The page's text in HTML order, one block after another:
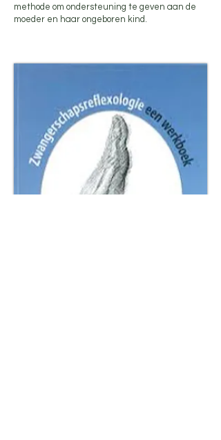
methode om ondersteuning te geven aan de
moeder en haar ongeboren kind.